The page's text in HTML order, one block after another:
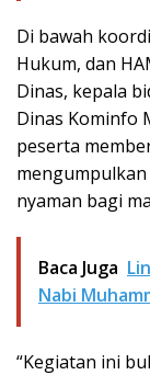
Di bawah
Hukum, dan
Dinas, kepala
Dinas Kominfo
peserta
nyaman bagi
Baca Juga
Nabi
“Kegiatan ini